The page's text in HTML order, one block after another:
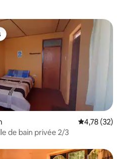
Évaluation
4,78 (32)
de bain privée 2/3